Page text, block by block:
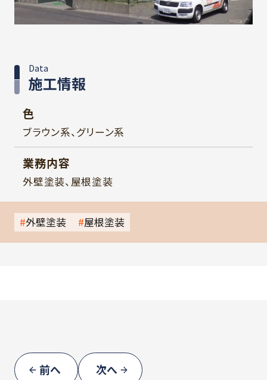
施工情報
Data
色
ブラウン系、グリーン系
業務内容
外壁塗装、屋根塗装
外壁塗装 屋根塗装
前へ 次へ